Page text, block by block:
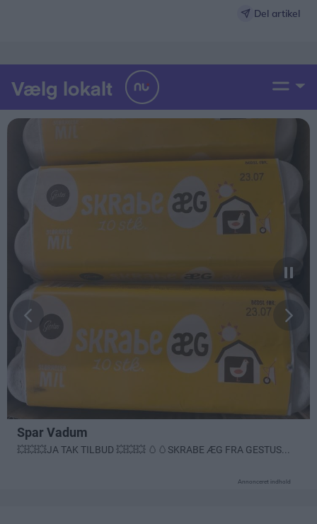
Del artikel
Annonceret indhold